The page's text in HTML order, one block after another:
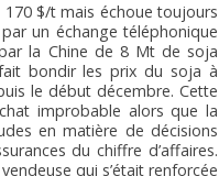
170 $/t mais échoue toujours
un échange téléphonique
la Chine de 8 Mt de soja
bondir les prix du soja à
le début décembre. Cette
improbable alors que la
en matière de décisions
du chiffre d’affaires.
qui s’était renforcée